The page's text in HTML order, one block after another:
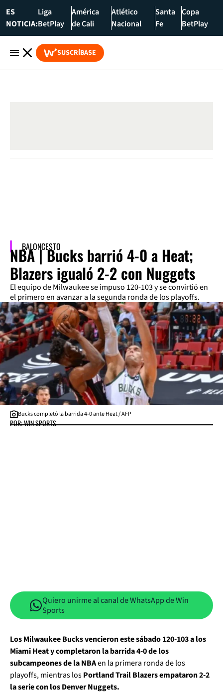
ES
NOTICIA:
Liga
BetPlay
América
de Cali
Atlético
Nacional
Santa
Fe
Copa
BetPlay
SUSCRÍBASE
BALONCESTO
NBA | Bucks barrió 4-0 a Heat;
Blazers igualó 2-2 con Nuggets
El equipo de Milwaukee se impuso 120-103 y se convirtió en
el primero en avanzar a la segunda ronda de los playoffs.
Bucks completó la barrida 4-0 ante Heat / AFP
POR: WIN SPORTS
Quiero unirme al canal de WhatsApp de Win
Sports
Los Milwaukee Bucks vencieron este sábado 120-103 a los
Miami Heat y completaron la barrida 4-0 de los
subcampeones de la NBAen la primera ronda de los
playoffs, mientras losPortland Trail Blazers empataron 2-2
la serie con los Denver Nuggets.